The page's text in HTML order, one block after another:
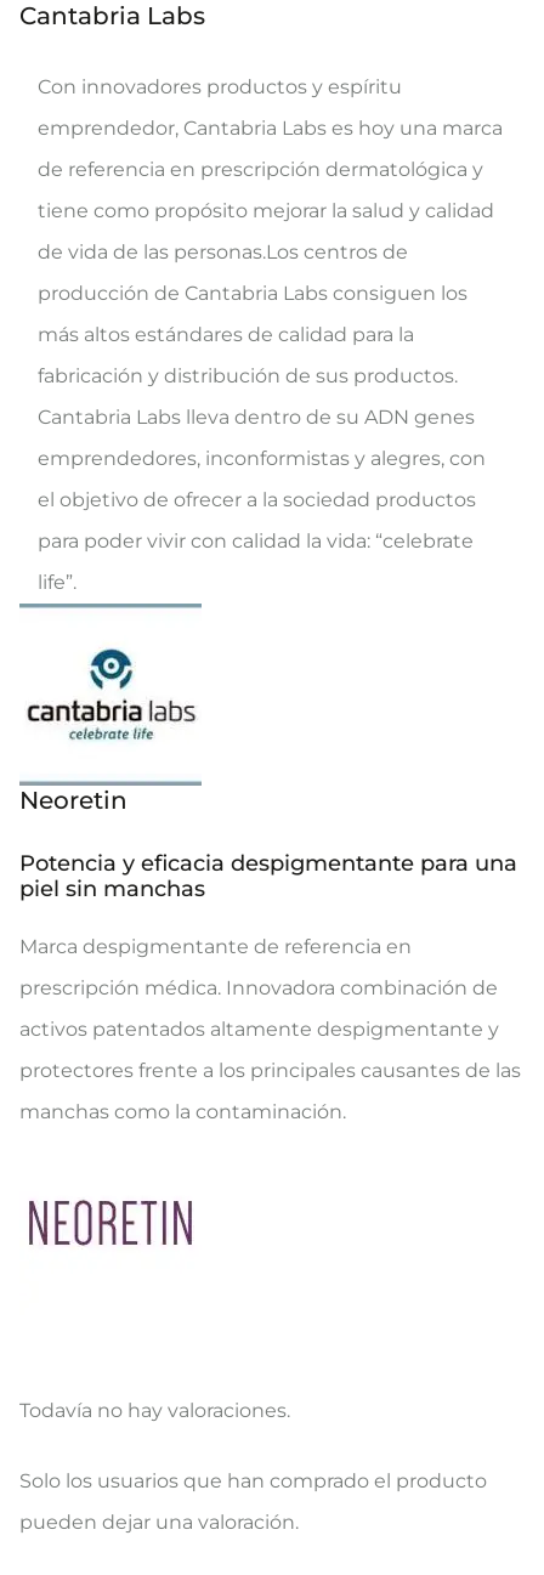
Cantabria Labs
Con innovadores productos y espíritu
emprendedor, Cantabria Labs es hoy una marca
de referencia en prescripción dermatológica y
tiene como propósito mejorar la salud y calidad
de vida de las personas.Los centros de
producción de Cantabria Labs consiguen los
más altos estándares de calidad para la
fabricación y distribución de sus productos.
Cantabria Labs lleva dentro de su ADN genes
emprendedores, inconformistas y alegres, con
el objetivo de ofrecer a la sociedad productos
para poder vivir con calidad la vida: “celebrate
life”.
Neoretin
Potencia y eficacia despigmentante para una
piel sin manchas
Marca despigmentante de referencia en
prescripción médica. Innovadora combinación de
activos patentados altamente despigmentante y
protectores frente a los principales causantes de las
manchas como la contaminación.
V
a
Todavía no hay valoraciones.
Solo los usuarios que han comprado el producto
pueden dejar una valoración.